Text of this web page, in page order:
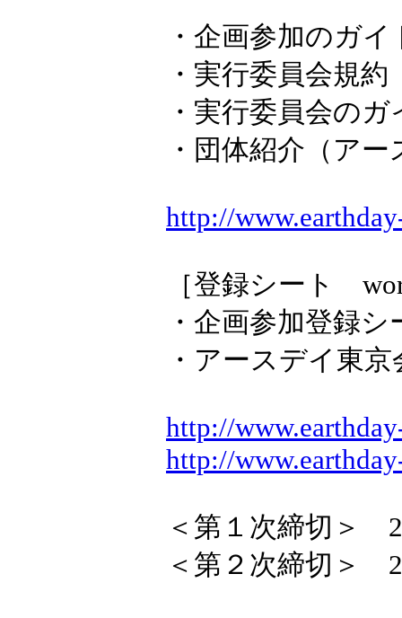
・企画参加のガ
・実行委員会規約
・実行委員会の
・団体紹介（ア
http://
［登録シート
・企画参加登録シ
・アースデイ東
http://
http://
＜第１次締切＞
＜第２次締切＞